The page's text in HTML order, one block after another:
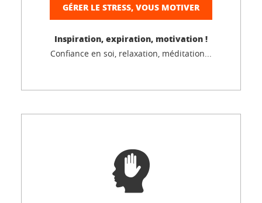
GÉRER LE STRESS, VOUS MOTIVER
Inspiration, expiration, motivation !
Confiance en soi, relaxation, méditation...